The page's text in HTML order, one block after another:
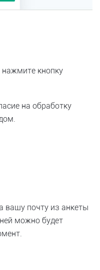
нажмите кнопку
на обработку
вашу почту из анкеты
можно будет